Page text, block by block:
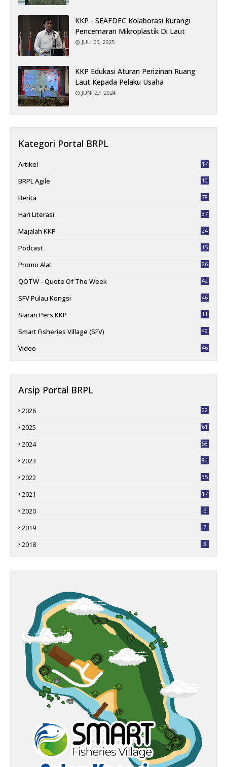
KKP - SEAFDEC Kolaborasi Kurangi
Pencemaran Mikroplastik Di Laut
JULI 05, 2025
KKP Edukasi Aturan Perizinan Ruang
Laut Kepada Pelaku Usaha
JUNI 27, 2024
Kategori Portal BRPL
Artikel 17
BRPL Agile
10
Berita 78
Hari Literasi 37
Majalah KKP 24
Podcast 15
Promo Alat 26
QOTW - Quote Of The Week 42
SFV Pulau Kongsi 46
Siaran Pers KKP
11
Smart Fisheries Village (SFV) 49
Video 46
Arsip Portal BRPL
2026
22
2025
61
2024
58
2023 84
2022 35
2021 17
2020 6
2019 7
2018 3